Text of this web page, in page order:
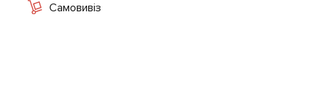
Самовивіз